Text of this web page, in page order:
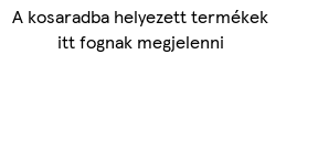
A kosaradba helyezett termékek
itt fognak megjelenni